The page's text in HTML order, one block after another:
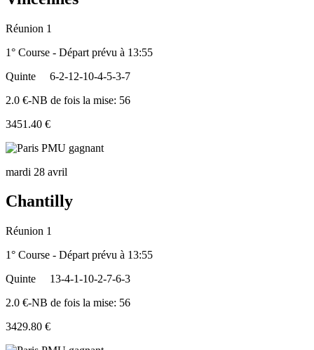
Réunion 1
1° Course - Départ prévu à 13:55
Quinte
6-2-12-10-4-5-3-7
2.0 €-NB de fois la mise: 56
3451.40 €
mardi 28 avril
Chantilly
Réunion 1
1° Course - Départ prévu à 13:55
Quinte
13-4-1-10-2-7-6-3
2.0 €-NB de fois la mise: 56
3429.80 €